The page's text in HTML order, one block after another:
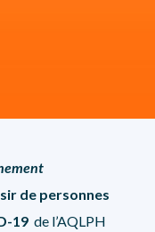
de personnes
19 de l’AQLPH